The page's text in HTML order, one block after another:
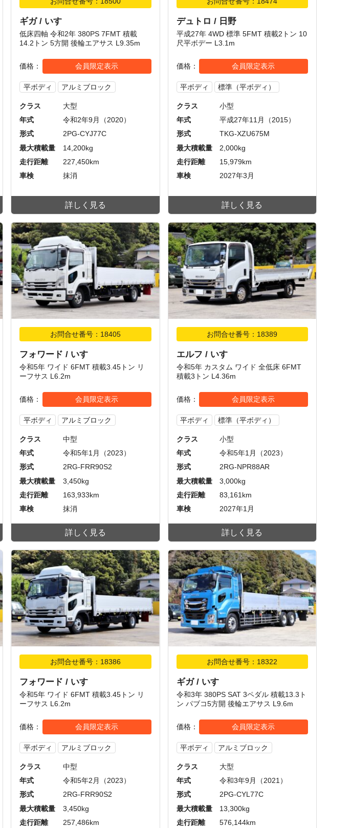
ギガ / いすゞ
低床四軸 令和2年 380PS 7FMT 積載
14.2トン 5方開 後輪エアサス L9.35m
価格 会員限定表示
平ボディ アルミブロック
クラス
大型
年式
令和2年9月（2020）
形式
2PG-CYJ77C
最大積載量
14,200kg
走行距離
227,450km
車検
抹消
詳しく見る
デュトロ / 日野
平成27年 4WD 標準 5FMT 積載2トン 10
尺平ボデー L3.1m
価格 会員限定表示
平ボディ 標準（平ボディ）
クラス
小型
年式
平成27年11月（2015）
形式
TKG-XZU675M
最大積載量
2,000kg
走行距離
15,979km
車検
2027年3月
詳しく見る
お問合せ番号：18405
フォワード / いすゞ
令和5年 ワイド 6FMT 積載3.45トン リ
ーフサス L6.2m
価格 会員限定表示
平ボディ アルミブロック
クラス
中型
年式
令和5年1月（2023）
形式
2RG-FRR90S2
最大積載量
3,450kg
走行距離
163,933km
車検
抹消
詳しく見る
お問合せ番号：18389
エルフ / いすゞ
令和5年 カスタム ワイド 全低床 6FMT
積載3トン L4.36m
価格 会員限定表示
平ボディ 標準（平ボディ）
クラス
小型
年式
令和5年1月（2023）
形式
2RG-NPR88AR
最大積載量
3,000kg
走行距離
83,161km
車検
2027年1月
詳しく見る
お問合せ番号：18386
フォワード / いすゞ
令和5年 ワイド 6FMT 積載3.45トン リ
ーフサス L6.2m
価格 会員限定表示
平ボディ アルミブロック
クラス
中型
年式
令和5年2月（2023）
形式
2RG-FRR90S2
最大積載量
3,450kg
走行距離
257,486km
お問合せ番号：18322
ギガ / いすゞ
令和3年 380PS SAT 3ペダル 積載13.3ト
ン パブコ5方開 後輪エアサス L9.6m
価格 会員限定表示
平ボディ アルミブロック
クラス
大型
年式
令和3年9月（2021）
形式
2PG-CYL77C
最大積載量
13,300kg
走行距離
576,144km